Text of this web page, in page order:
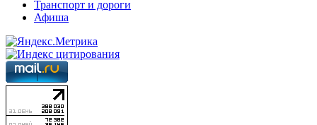
Транспорт и дороги
Афиша